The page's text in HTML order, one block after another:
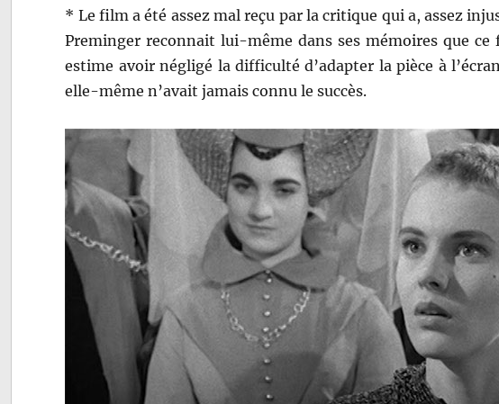
* Le film a été assez mal reçu par la critique qui a, assez
Preminger reconnait lui-même dans ses mémoires que
estime avoir négligé la difficulté d’adapter la pièce à
elle-même n’avait jamais connu le succès.